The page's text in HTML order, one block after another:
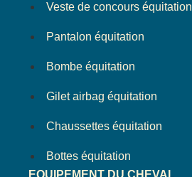
Veste de concours équitation
Pantalon équitation
Bombe équitation
Gilet airbag équitation
Chaussettes équitation
Bottes équitation